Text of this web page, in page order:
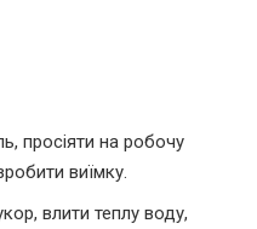
просіяти на робочу
виїмку.
влити теплу воду,